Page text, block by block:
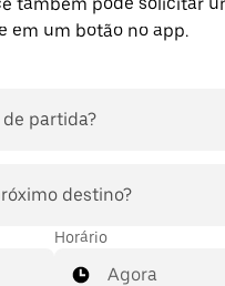
em um botão no app.
de partida?
destino?
Horário
Agora